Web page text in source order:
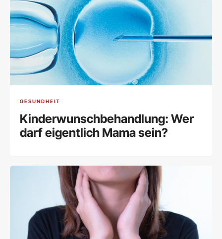
GESUNDHEIT
Kinderwunschbehandlung: Wer
darf eigentlich Mama sein?